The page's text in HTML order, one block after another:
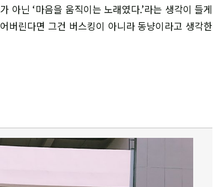
아닌 ‘마음을 움직이는 노래였다.’라는 생각이 들게
버린다면 그건 버스킹이 아니라 동냥이라고 생각한